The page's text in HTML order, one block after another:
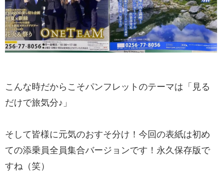
こんな時だからこそパンフレットのテーマは「見る
だけで旅気分♪」
そして皆様に元気のおすそ分け！今回の表紙は初め
ての添乗員全員集合バージョンです！永久保存版で
すね（笑）